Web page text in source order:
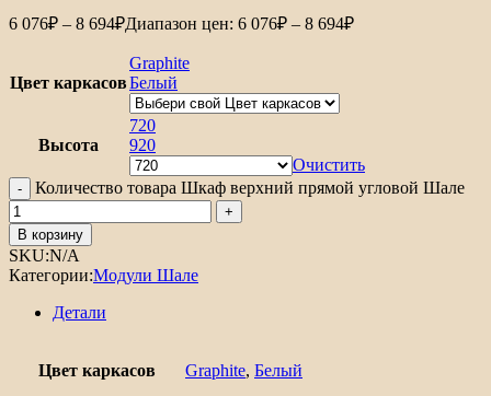
6 076₽ – 8 694₽Диапазон цен: 6 076₽ – 8 694₽
Цвет каркасов
Graphite
Белый
Высота
720
920
Очистить
Количество товара Шкаф верхний прямой угловой Шале
В корзину
SKU:N/A
Категории:Модули Шале
Детали
Цвет каркасов Graphite, Белый